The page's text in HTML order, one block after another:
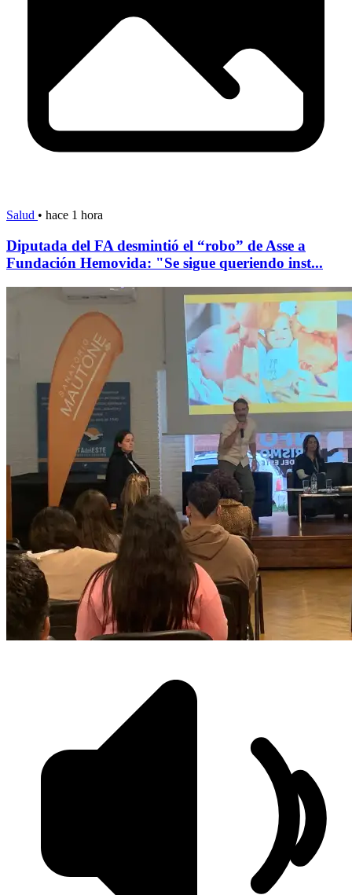
Salud • hace 1 hora
Diputada del FA desmintió el “robo” de Asse a
Fundación Hemovida: "Se sigue queriendo inst...